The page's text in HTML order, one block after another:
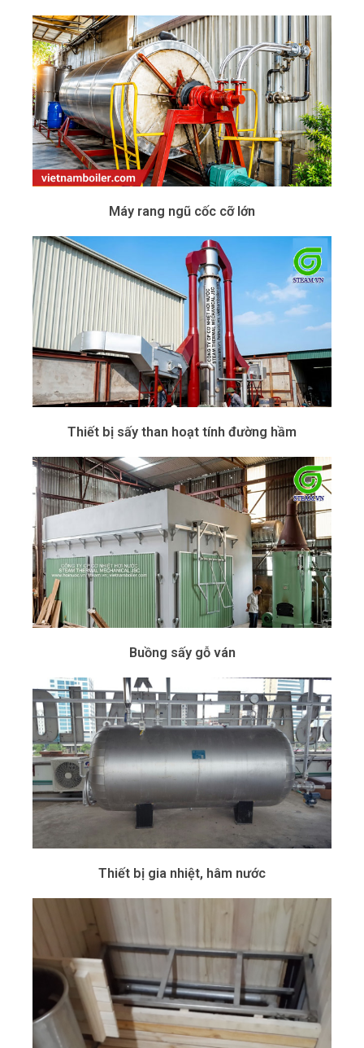
Máy rang ngũ cốc cỡ lớn
Thiết bị sấy than hoạt tính đường hầm
Buồng sấy gỗ ván
Thiết bị gia nhiệt, hâm nước